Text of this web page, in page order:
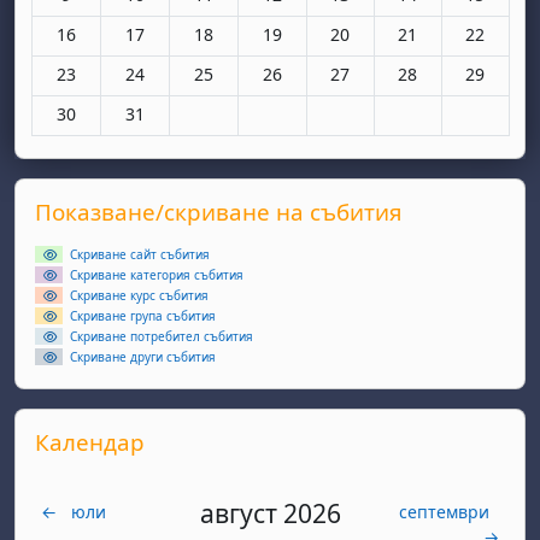
Няма събития, понеделник, 16 март
16 Няма събития, вторник, 17 март
17 Няма събития, сряда, 18 март
18 Няма събития, четвъртък, 19
19 Няма събития, петък, 20
20 Няма събития,
21 Няма
22
Няма събития, понеделник, 23 март
23 Няма събития, вторник, 24 март
24 Няма събития, сряда, 25 март
25 Няма събития, четвъртък, 26
26 Няма събития, петък, 27
27 Няма събития,
28 Няма
29
Няма събития, понеделник, 30 март
30 Няма събития, вторник, 31 март
31
Supplementary blocks
Прескочи Показване/скриване на събития
Показване/скриване на събития
Скриване сайт събития
Скриване категория събития
Скриване курс събития
Скриване група събития
Скриване потребител събития
Скриване други събития
Прескочи Календар
Календар
← юли август 2026
септември